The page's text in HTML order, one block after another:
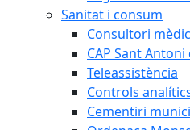
Sanitat i consum
Consultori
CAP Sant
Teleassistència
Controls
Cementiri